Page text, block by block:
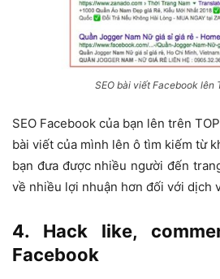
SEO bài viết Facebook lên
SEO Facebook của bạn lên trên
bài viết của mình lên ô tìm kiếm từ
bạn đưa được nhiều người đến
về nhiều lợi nhuận hơn đối với dịch
4. Hack like,
Facebook